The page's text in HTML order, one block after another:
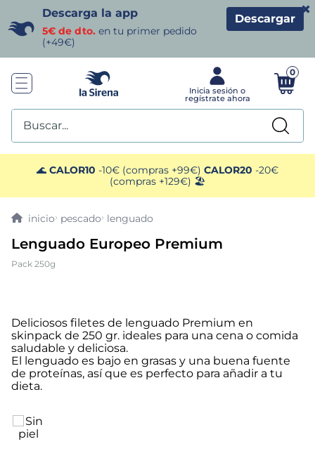
Descarga la app
5€ de dto. en tu primer pedido
(+49€)
Descargar
×
0
Buscar...
🌊 CALOR10 -10€ (compras +99€) CALOR20 -20€
(compras +129€) 🏖️
pescado lenguado
Lenguado Europeo Premium
Pack 250g
Deliciosos filetes de lenguado Premium en
skinpack de 250 gr. ideales para una cena o comida
saludable y deliciosa.
El lenguado es bajo en grasas y una buena fuente
de proteínas, así que es perfecto para añadir a tu
dieta.
TÉRMINOS MÁS BUSCADOS
1. helados sirena
3. patatas
5. verduras
6. croquetas
8. gambon